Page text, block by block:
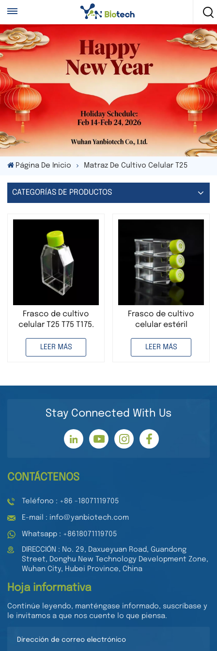
Página De Inicio Matraz De Cultivo Celular T25
CATEGORÍAS DE PRODUCTOS
Frasco de cultivo
celular T25 T75 T175.
desechable y estéril
para uso en
LEER MÁS
Frasco de cultivo
celular estéril
uso en laboratorio.
LEER MÁS
Stay Connected With Us
CONTÁCTENOS
Teléfono : +86 -18071119705
E-mail : info@yanbiotech.com
Whatsapp : +8618071119705
DIRECCIÓN : No. 29, Daxueyuan Road, Guandong
Street, Donghu New Technology Development Zone,
Wuhan City, Hubei Province, China
Hoja informativa
Continúe leyendo, manténgase informado, suscríbase y
le invitamos a que nos cuente lo que piensa.